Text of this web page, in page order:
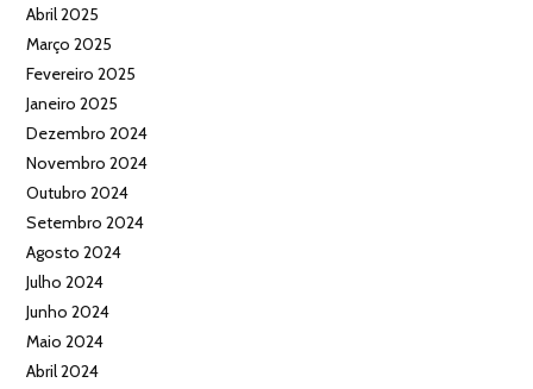
Abril 2025
Março 2025
Fevereiro 2025
Janeiro 2025
Dezembro 2024
Novembro 2024
Outubro 2024
Setembro 2024
Agosto 2024
Julho 2024
Junho 2024
Maio 2024
Abril 2024